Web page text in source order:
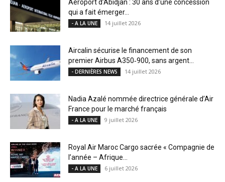
Aéroport d’Abidjan : 30 ans d’une concession
qui a fait émerger...
- A LA UNE 14 juillet 2026
Aircalin sécurise le financement de son
premier Airbus A350‑900, sans argent...
- DERNIÈRES NEWS 14 juillet 2026
Nadia Azalé nommée directrice générale d’Air
France pour le marché français
- A LA UNE 9 juillet 2026
Royal Air Maroc Cargo sacrée « Compagnie de
l’année – Afrique...
- A LA UNE 6 juillet 2026